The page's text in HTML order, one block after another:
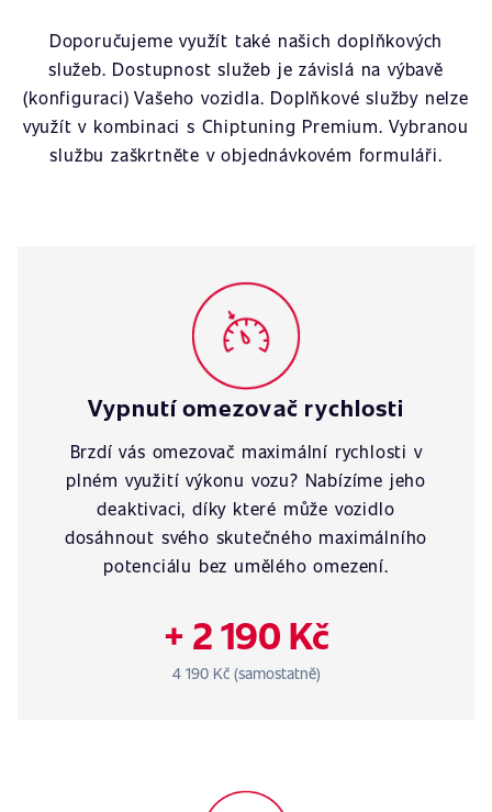
Doporučujeme využít také našich doplňkových
služeb. Dostupnost služeb je závislá na výbavě
(konfiguraci) Vašeho vozidla. Doplňkové služby nelze
využít v kombinaci s Chiptuning Premium. Vybranou
službu zaškrtněte v objednávkovém formuláři.
Vypnutí omezovač rychlosti
Brzdí vás omezovač maximální rychlosti v
plném využití výkonu vozu? Nabízíme jeho
deaktivaci, díky které může vozidlo
dosáhnout svého skutečného maximálního
potenciálu bez umělého omezení.
+ 2 190 Kč
4 190 Kč (samostatně)